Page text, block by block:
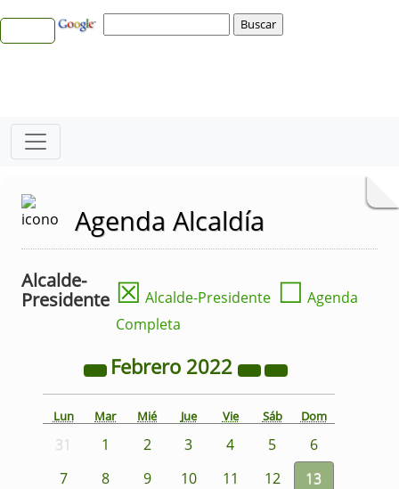
Agenda Alcaldía
Alcalde-
Presidente ☒ Alcalde-Presidente ☐ Agenda
Completa
Febrero 2022
Lun Mar Mié Jue Vie Sáb Dom
31 1 2 3 4 5
6
7
8 9 10 11 12
13